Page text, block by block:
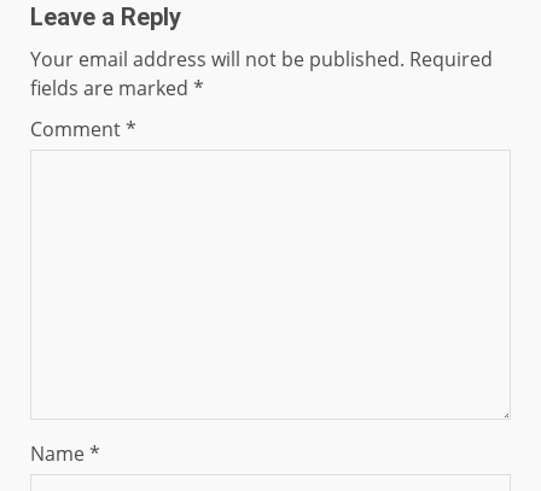
Leave a Reply
Your email address will not be published. Required
fields are marked *
Comment*
Name*